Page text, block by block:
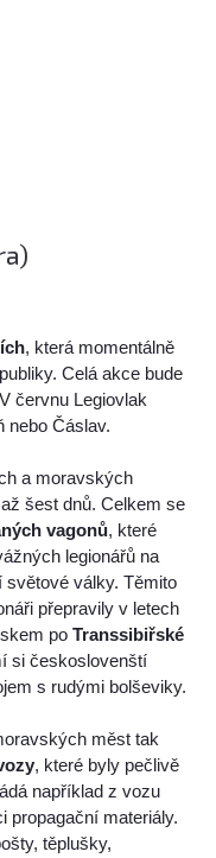
, která momentálně
Celá akce bude
červnu Legiovlak
nebo Čáslav.
a moravských
šest dnů. Celkem se
vagonů, které
legionářů na
světové války. Těmito
přepravily v letech
poTranssibiřské
si českoslovenští
s rudými bolševiky.
měst tak
, které byly pečlivě
například z vozu
propagační materiály.
těplušky,